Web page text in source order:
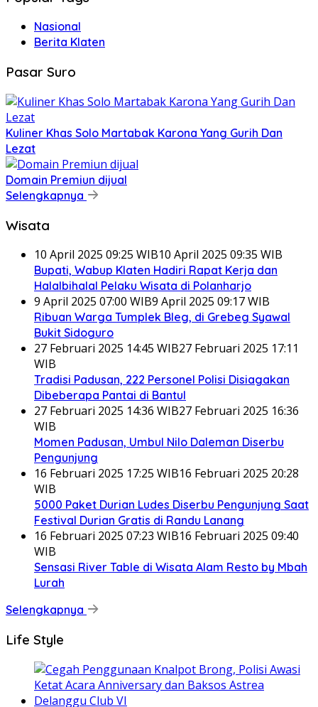
Nasional
Berita Klaten
Pasar Suro
Kuliner Khas Solo Martabak Karona Yang Gurih Dan
Lezat
Domain Premiun dijual
Selengkapnya
Wisata
10 April 2025 09:25 WIB10 April 2025 09:35 WIB
Bupati, Wabup Klaten Hadiri Rapat Kerja dan
Halalbihalal Pelaku Wisata di Polanharjo
9 April 2025 07:00 WIB9 April 2025 09:17 WIB
Ribuan Warga Tumplek Bleg, di Grebeg Syawal
Bukit Sidoguro
27 Februari 2025 14:45 WIB27 Februari 2025 17:11
WIB
Tradisi Padusan, 222 Personel Polisi Disiagakan
Dibeberapa Pantai di Bantul
27 Februari 2025 14:36 WIB27 Februari 2025 16:36
WIB
Momen Padusan, Umbul Nilo Daleman Diserbu
Pengunjung
16 Februari 2025 17:25 WIB16 Februari 2025 20:28
WIB
5000 Paket Durian Ludes Diserbu Pengunjung Saat
Festival Durian Gratis di Randu Lanang
16 Februari 2025 07:23 WIB16 Februari 2025 09:40
WIB
Sensasi River Table di Wisata Alam Resto by Mbah
Lurah
Selengkapnya
Life Style